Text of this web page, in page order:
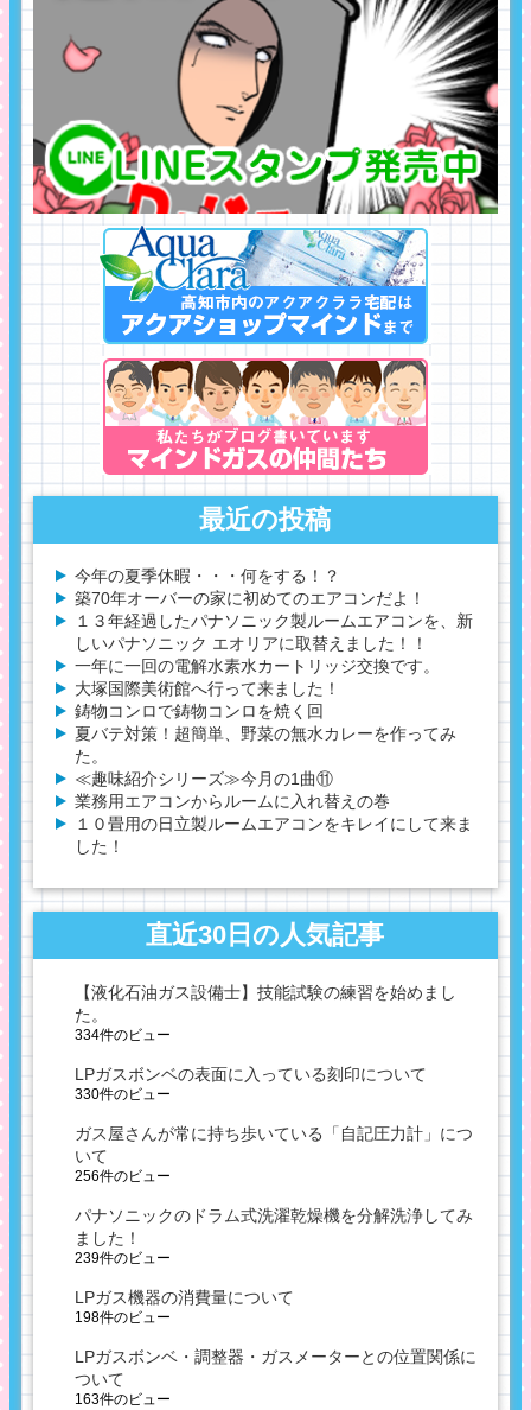
最近の投稿
今年の夏季休暇・・・何をする！？
築70年オーバーの家に初めてのエアコンだよ！
１３年経過したパナソニック製ルームエアコンを、新
しいパナソニック エオリアに取替えました！！
一年に一回の電解水素水カートリッジ交換です。
大塚国際美術館へ行って来ました！
鋳物コンロで鋳物コンロを焼く回
夏バテ対策！超簡単、野菜の無水カレーを作ってみ
た。
≪趣味紹介シリーズ≫今月の1曲⑪
業務用エアコンからルームに入れ替えの巻
１０畳用の日立製ルームエアコンをキレイにして来ま
した！
直近30日の人気記事
【液化石油ガス設備士】技能試験の練習を始めまし
た。
334件のビュー
LPガスボンベの表面に入っている刻印について
330件のビュー
ガス屋さんが常に持ち歩いている「自記圧力計」につ
いて
256件のビュー
パナソニックのドラム式洗濯乾燥機を分解洗浄してみ
ました！
239件のビュー
LPガス機器の消費量について
198件のビュー
LPガスボンベ・調整器・ガスメーターとの位置関係に
ついて
163件のビュー